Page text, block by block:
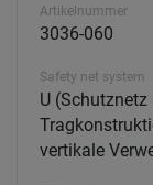
Artikelnummer
3036-060
Safety net system
U (Schutznetz
vertikale